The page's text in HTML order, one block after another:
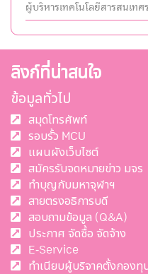
ผู้บริหารเทคโนโลยีสารสนเท
ลิงก์ที่น่าสนใจ
ข้อมูลทั่วไป
สมุดโทรศัพท์
รอบรั้ว MCU
แผนผังเว็บไซต์
สมัครรับจดหมายข่าว มจร
ทำบุญกับมหาจุฬาฯ
สายตรงอธิการบดี
สอบถามข้อมูล (Q&A)
ประกาศ จัดซื้อ จัดจ้าง
E-Service
ทำเนียบผู้บริจาคตั้งกอง